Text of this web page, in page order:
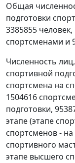
Общая
подготовки
3385855
спортсменами и
Численность
спортивной
спортсмена на
1504616
подготовки,
этапе (этапе
спортсменов -
спортивного
этапе высшего